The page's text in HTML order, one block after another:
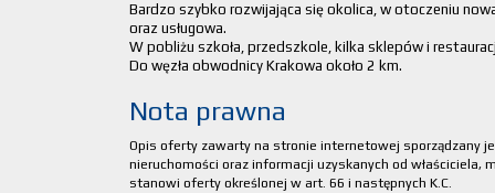
Bardzo szybko rozwijająca się okolica, w otoczeniu
oraz usługowa.
W pobliżu szkoła, przedszkole, kilka sklepów i
Do węzła obwodnicy Krakowa około 2 km.
Nota prawna
Opis oferty zawarty na stronie internetowej sporządzany
nieruchomości oraz informacji uzyskanych od właściciela,
stanowi oferty określonej w art. 66 i następnych K.C.